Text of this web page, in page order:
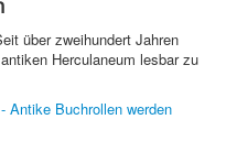
über zweihundert Jahren
Herculaneum lesbar zu
Antike Buchrollen werden